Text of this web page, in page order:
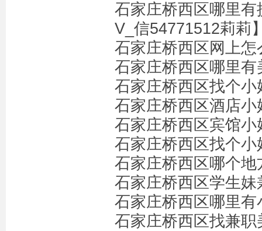
石家庄桥西区哪里
V_信54771512莉莉
石家庄桥西区网上
石家庄桥西区哪里
石家庄桥西区找个
石家庄桥西区酒店
石家庄桥西区宾馆
石家庄桥西区找个
石家庄桥西区哪个
石家庄桥西区学生
石家庄桥西区哪里
石家庄桥西区找兼